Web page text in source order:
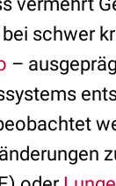
schwer
–